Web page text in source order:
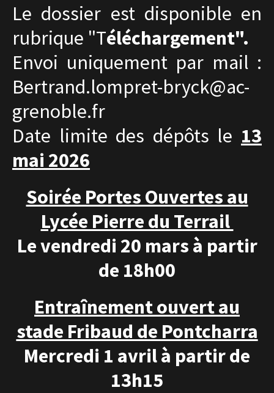
Le dossier est disponible en
rubrique "Téléchargement".
Envoi uniquement par mail :
Bertrand.lompret-bryck@ac-
grenoble.fr
Date limite des dépôts le 13
mai 2026
Soirée Portes Ouvertes au
Lycée Pierre du Terrail
Le vendredi 20 mars à partir
de 18h00
Entraînement ouvert au
stade Fribaud de Pontcharra
Mercredi 1 avril à partir de
13h15